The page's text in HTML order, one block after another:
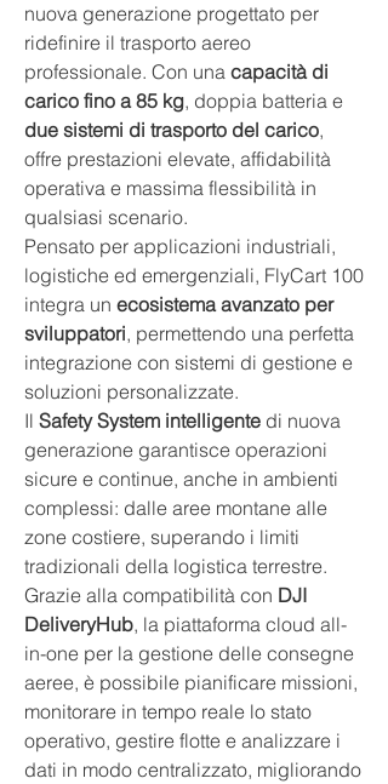
nuova generazione progettato per
ridefinire il trasporto aereo
professionale. Con una capacità di
carico fino a 85 kg, doppia batteria e
due sistemi di trasporto del carico,
offre prestazioni elevate, affidabilità
operativa e massima flessibilità in
qualsiasi scenario.
Pensato per applicazioni industriali,
logistiche ed emergenziali, FlyCart 100
integra un ecosistema avanzato per
sviluppatori, permettendo una perfetta
integrazione con sistemi di gestione e
soluzioni personalizzate.
Il Safety System intelligente di nuova
generazione garantisce operazioni
sicure e continue, anche in ambienti
complessi: dalle aree montane alle
zone costiere, superando i limiti
tradizionali della logistica terrestre.
Grazie alla compatibilità con DJI
DeliveryHub, la piattaforma cloud all-
in-one per la gestione delle consegne
aeree, è possibile pianificare missioni,
monitorare in tempo reale lo stato
operativo, gestire flotte e analizzare i
dati in modo centralizzato, migliorando